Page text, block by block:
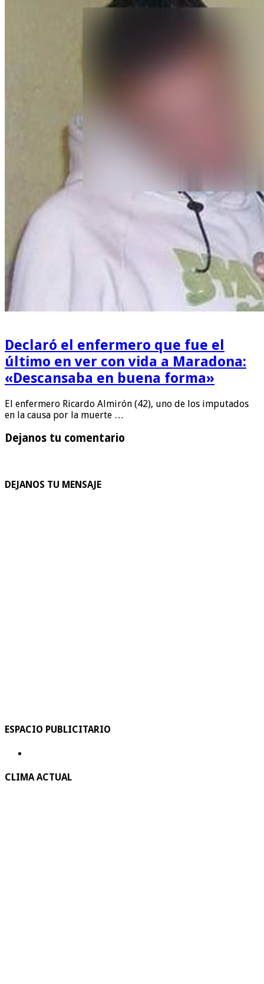
Declaró el enfermero que fue el
último en ver con vida a Maradona:
«Descansaba en buena forma»
El enfermero Ricardo Almirón (42), uno de los imputados
en la causa por la muerte …
Dejanos tu comentario
DEJANOS TU MENSAJE
ESPACIO PUBLICITARIO
CLIMA ACTUAL